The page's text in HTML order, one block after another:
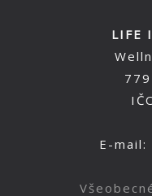
LIFE
E-mail: